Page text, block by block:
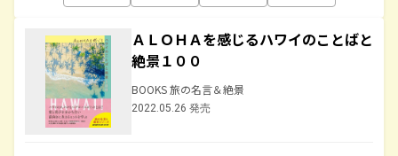
ＡＬＯＨＡを感じるハワイのことばと
絶景１００
BOOKS 旅の名言＆絶景
2022.05.26 発売